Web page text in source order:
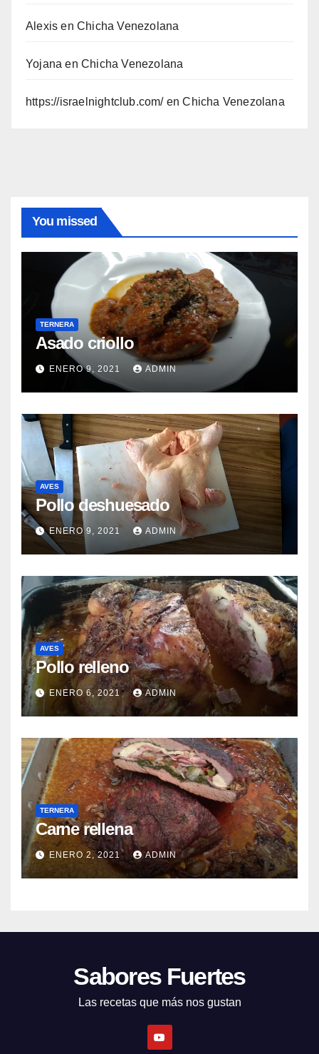
Alexis enChicha Venezolana
Yojana enChicha Venezolana
https://israelnightclub.com/enChicha Venezolana
You missed
TERNERA
Asado criollo
ENERO 9, 2021 ADMIN
AVES
Pollo deshuesado
ENERO 9, 2021 ADMIN
AVES
Pollo relleno
ENERO 6, 2021 ADMIN
TERNERA
Carne rellena
ENERO 2, 2021 ADMIN
Sabores Fuertes
Las recetas que más nos gustan